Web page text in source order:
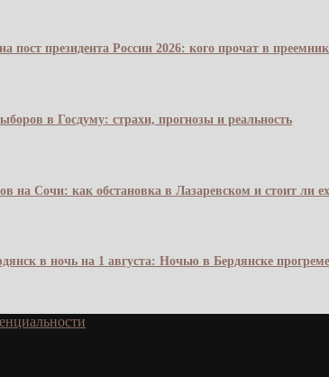
пост президента России 2026: кого прочат в
в Госдуму: страхи, прогнозы и реальность
на Сочи: как обстановка в Лазаревском и стоит ли
в ночь на 1 августа: Ночью в Бердянске